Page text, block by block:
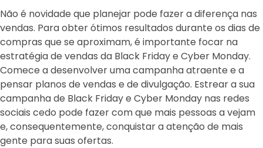
Não é novidade que planejar pode fazer a diferença nas
vendas. Para obter ótimos resultados durante os dias de
compras que se aproximam, é importante focar na
estratégia de vendas da Black Friday e Cyber Monday.
Comece a desenvolver uma campanha atraente e a
pensar planos de vendas e de divulgação. Estrear a sua
campanha de Black Friday e Cyber Monday nas redes
sociais cedo pode fazer com que mais pessoas a vejam
e, consequentemente, conquistar a atenção de mais
gente para suas ofertas.